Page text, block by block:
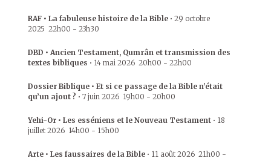
RAF • La fabuleuse histoire de la Bible • 29 octobre
2025 22h00 - 23h30
DBD • Ancien Testament, Qumrân et transmission des
textes bibliques • 14 mai 2026 20h00 - 22h00
Dossier Biblique • Et si ce passage de la Bible n’était
qu’un ajout ? • 7 juin 2026 19h00 - 20h00
Yehi-Or • Les esséniens et le Nouveau Testament • 18
juillet 2026 14h00 - 15h00
Arte • Les faussaires de la Bible • 11 août 2026 21h00 -